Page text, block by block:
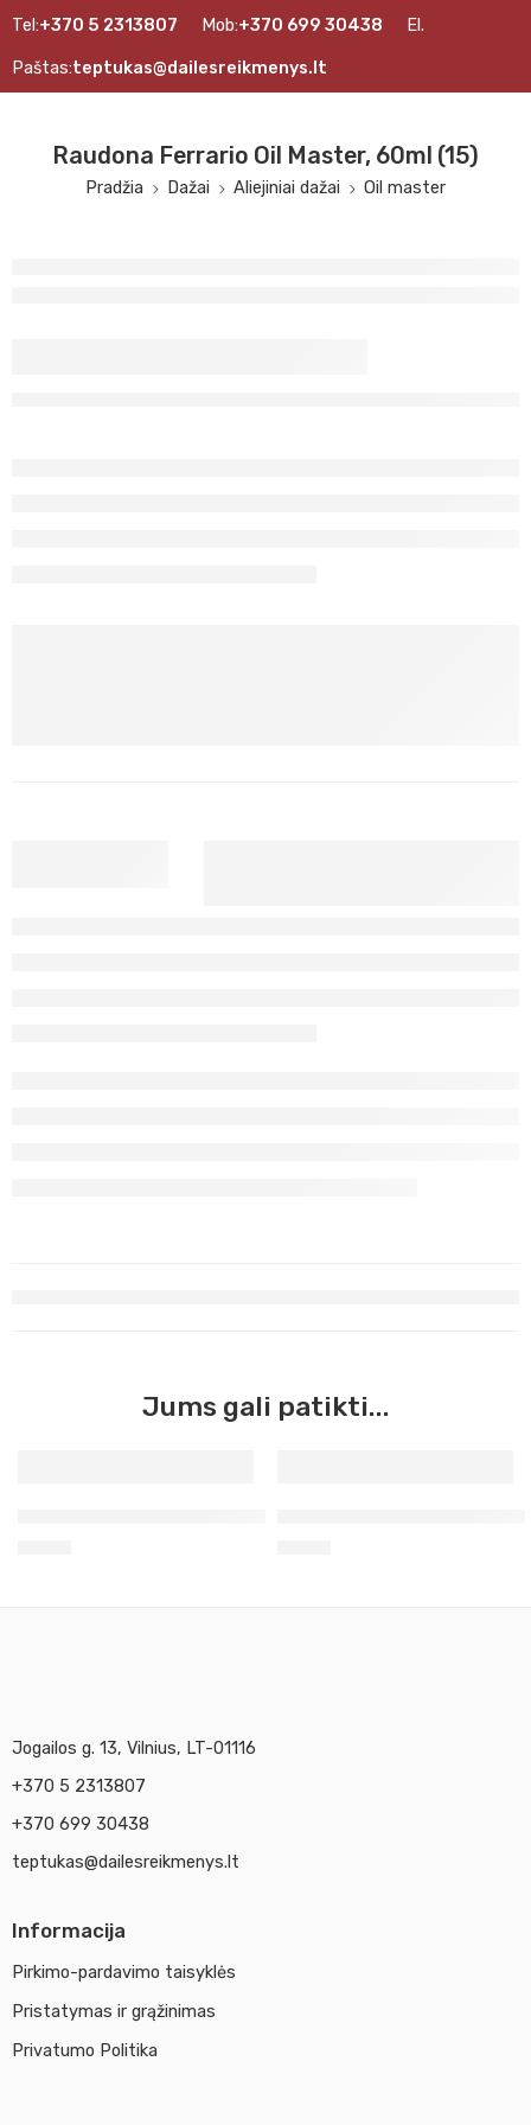
Tel:+370 5 2313807 Mob:+370 699 30438 El.
Paštas:teptukas@dailesreikmenys.lt
Raudona Ferrario Oil Master, 60ml (15)
Pradžia Dažai Aliejiniai dažai Oil master
Jums gali patikti...
Jogailos g. 13, Vilnius, LT-01116
+370 5 2313807
+370 699 30438
teptukas@dailesreikmenys.lt
Informacija
Pirkimo-pardavimo taisyklės
Pristatymas ir grąžinimas
Privatumo Politika